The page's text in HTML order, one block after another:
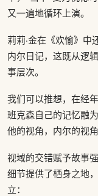
又一遍地循环上演。
莉莉·金在《欢愉》
内尔日记，这既从逻
事层次。
我们可以推想，在经
班克森自己的记忆融
他的视角，内尔的视角
视域的交错赋予故事
细节提供了栖身之地
立：